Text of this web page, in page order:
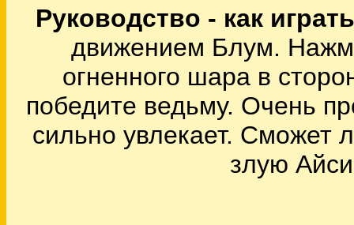
Руководство - как
движением Блум.
огненного шара в
победите ведьму. Очень
сильно увлекает. Сможет
злую